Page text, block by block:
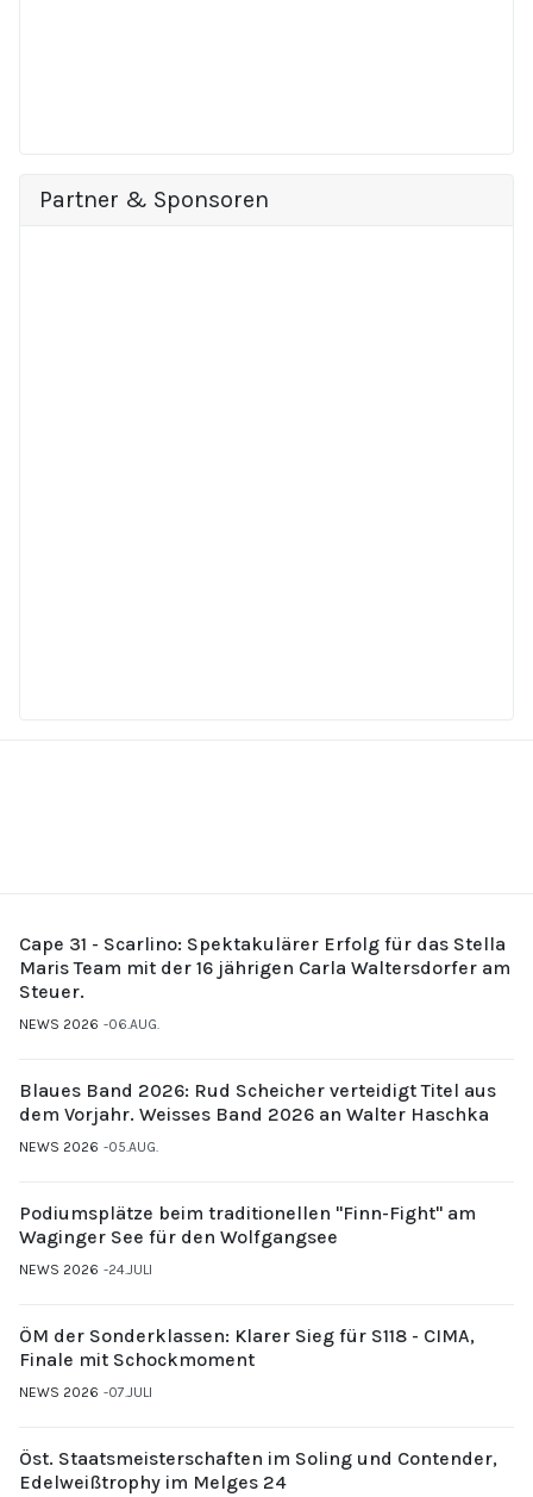
Partner & Sponsoren
Cape 31 - Scarlino: Spektakulärer Erfolg für das Stella
Maris Team mit der 16 jährigen Carla Waltersdorfer am
Steuer.
NEWS 2026 06.AUG.
Blaues Band 2026: Rud Scheicher verteidigt Titel aus
dem Vorjahr. Weisses Band 2026 an Walter Haschka
NEWS 2026 05.AUG.
Podiumsplätze beim traditionellen "Finn-Fight" am
Waginger See für den Wolfgangsee
NEWS 2026 24.JULI
ÖM der Sonderklassen: Klarer Sieg für S118 - CIMA,
Finale mit Schockmoment
NEWS 2026 07.JULI
Öst. Staatsmeisterschaften im Soling und Contender,
Edelweißtrophy im Melges 24